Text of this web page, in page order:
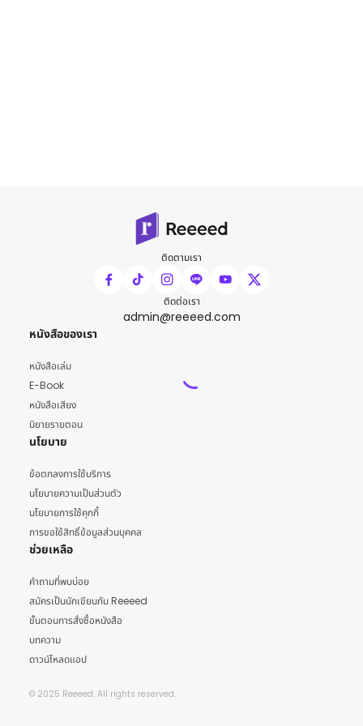
ติดตามเรา
ติดต่อเรา
admin@reeeed.com
หนังสือของเรา
หนังสือเล่ม
E-Book
หนังสือเสียง
นิยายรายตอน
นโยบาย
ข้อตกลงการใช้บริการ
นโยบายความเป็นส่วนตัว
นโยบายการใช้คุกกี้
การขอใช้สิทธิ์ข้อมูลส่วนบุคคล
ช่วยเหลือ
คำถามที่พบบ่อย
สมัครเป็นนักเขียนกับ Reeeed
ขั้นตอนการสั่งซื้อหนังสือ
บทความ
ดาวน์โหลดแอป
© 2025 Reeeed. All rights reserved.